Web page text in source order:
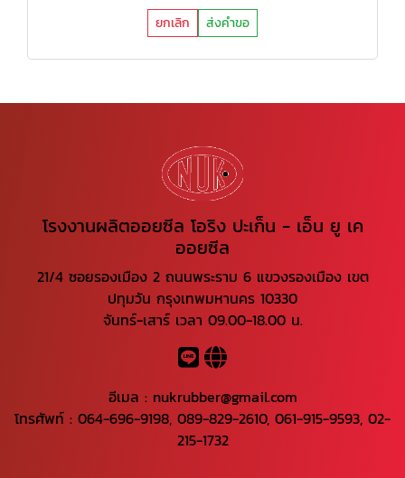
ยกเลิก ส่งคำขอ
โรงงานผลิตออยซีล โอริง ปะเก็น - เอ็น ยู เค
ออยซีล
21/4 ซอยรองเมือง 2 ถนนพระราม 6 แขวงรองเมือง เขต
ปทุมวัน กรุงเทพมหานคร 10330
จันทร์-เสาร์ เวลา 09.00-18.00 น.
อีเมล : nukrubber@gmail.com
โทรศัพท์ : 064-696-9198, 089-829-2610, 061-915-9593, 02-
215-1732